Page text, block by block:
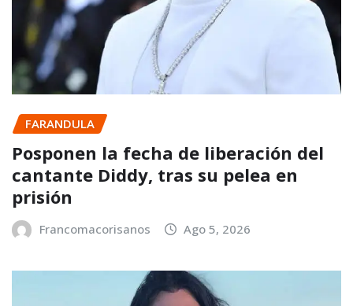
FARANDULA
Posponen la fecha de liberación del
cantante Diddy, tras su pelea en
prisión
Francomacorisanos Ago 5, 2026